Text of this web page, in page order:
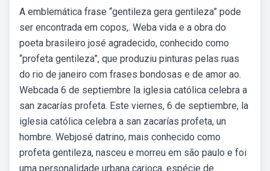
A emblemática frase “gentileza gera gentileza” pode
ser encontrada em copos,. Weba vida e a obra do
poeta brasileiro josé agradecido, conhecido como
“profeta gentileza”, que produziu pinturas pelas ruas
do rio de janeiro com frases bondosas e de amor ao.
Webcada 6 de septiembre la iglesia católica celebra a
san zacarías profeta. Este viernes, 6 de septiembre, la
iglesia católica celebra a san zacarías profeta, un
hombre. Webjosé datrino, mais conhecido como
profeta gentileza, nasceu e morreu em são paulo e foi
uma personalidade urbana carioca, espécie de